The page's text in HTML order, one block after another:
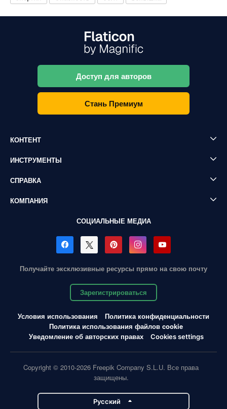
Доступ для авторов
Стань Премиум
КОНТЕНТ
ИНСТРУМЕНТЫ
СПРАВКА
КОМПАНИЯ
СОЦИАЛЬНЫЕ МЕДИА
Получайте эксклюзивные ресурсы прямо на свою почту
Зарегистрироваться
Условия использования
Политика конфиденциальности
Политика использования файлов cookie
Уведомление об авторских правах
Cookies settings
Copyright © 2010-2026 Freepik Company S.L.U. Все права
защищены.
Pусский